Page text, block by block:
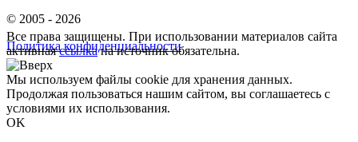
© 2005 - 2026
Политика конфиденциальности
Все права защищены. При использовании материалов сайта
активнаяссылкана источник обязательна.
Мы используем файлы cookie для хранения данных.
Продолжая пользоваться нашим сайтом, вы соглашаетесь с
условиями их использования.
OK